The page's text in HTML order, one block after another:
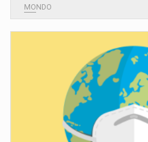
MONDO